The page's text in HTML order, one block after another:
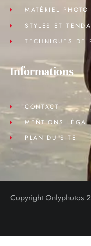
MATÉRIEL PHOTO
STYLES ET
TECHNIQUES DE
Informations
CONTACT
MENTIONS
PLAN DU SITE
Copyright Onlyphotos